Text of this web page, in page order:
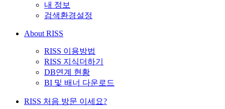
내 정보
검색환경설정
About RISS
RISS 이용방법
RISS 지식더하기
DB연계 현황
BI 및 배너 다운로드
RISS 처음 방문 이세요?